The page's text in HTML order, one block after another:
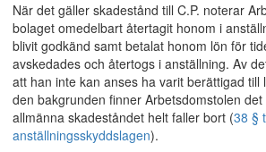
När det gäller skadestånd till C.P. noterar
bolaget omedelbart återtagit honom i
blivit godkänd samt betalat honom lön för
avskedades och återtogs i anställning. Av
att han inte kan anses ha varit berättigad till
den bakgrunden finner Arbetsdomstolen
allmänna skadeståndet helt faller bort (38 §
anställningsskyddslagen).